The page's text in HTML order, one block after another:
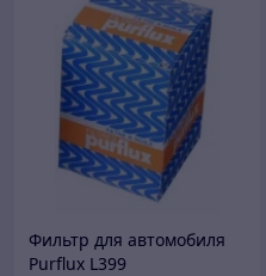
Фильтр для автомобиля
Purflux L399